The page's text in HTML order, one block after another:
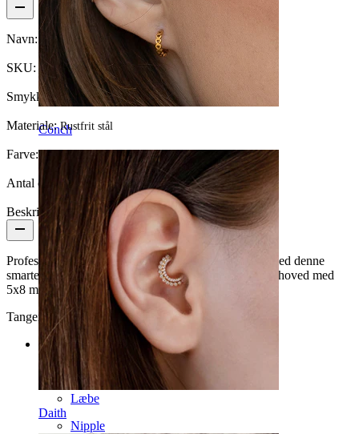
Conch
Daith
Navn: Foerster Rillet Tang
SKU: Tool-11
Smykketype: Værktøj
Materiale:Rustfrit stål
Farve:
Antal enheder:
Beskrivelse
Professionelle piercere kan gøre deres job nemmere med denne
smarte tang. Værktøjet er 14,6 cm langt med et 9 mm hoved med
5x8 mm hul og 2 mm slidse.
Tangen har en smart skydelås.
Kategorier
Navle
Læbe
Nipple